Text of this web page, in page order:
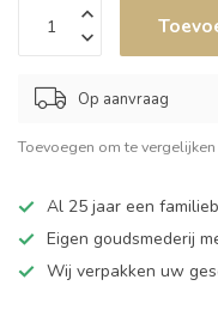
Op aanvraag
Toevoegen om te vergelijken
Al 25 jaar een
Eigen goudsmederij
Wij verpakken uw